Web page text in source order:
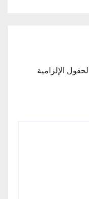
الحقول الإلزامية